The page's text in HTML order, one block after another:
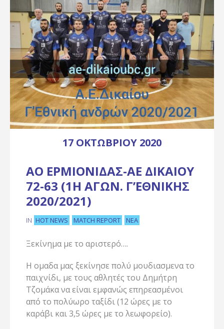
17 ΟΚΤΩΒΡΊΟΥ 2020
ΑΟ ΕΡΜΙΟΝΊΔΑΣ-ΑΕ ΔΙΚΑΊΟΥ
72-63 (1Η ΑΓΏΝ. Γ’ΕΘΝΙΚΉΣ
2020/2021)
IN HOT NEWS MATCH REPORT ΝΈΑ
Ξεκίνημα με το αριστερό….
Η ομαδα μας ξεκίνησε πολύ μουδιασμενα το
παιχνίδι, με τους αθλητές του Δημήτρη
Τζομάκα να είναι εμφανώς επηρεασμένοι
από το πολύωρο ταξίδι (12 ώρες με το
καράβι και 3,5 ώρες με το λεωφορείο).